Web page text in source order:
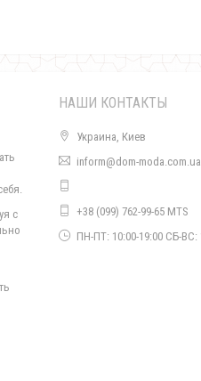
с
НАШИ КОНТАКТЫ
Украина, Киев
inform@dom-moda.com.ua
+38 (099) 762-99-65 MTS
ПН-ПТ: 10:00-19:00 СБ-ВС: